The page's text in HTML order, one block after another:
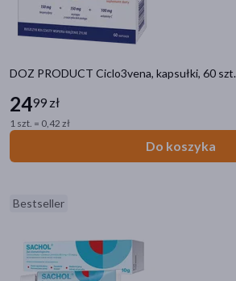
Hit
DOZ PRODUCT Ciclo3vena, kapsułki, 60 szt.
2499 zł
1 szt. = 0,42 zł
Do koszyka
Bestseller